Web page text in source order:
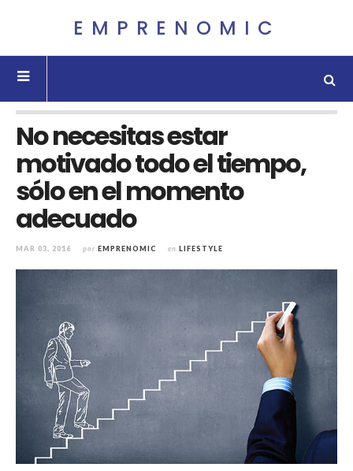
EMPRENOMIC
No necesitas estar
motivado todo el tiempo,
sólo en el momento
adecuado
MAR 03, 2016 por EMPRENOMIC en LIFESTYLE